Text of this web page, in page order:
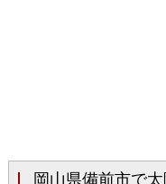
岡山県備前市で